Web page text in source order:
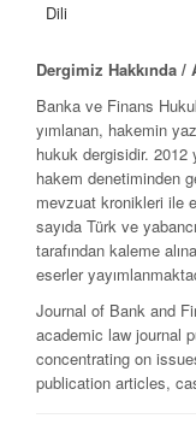
Dili
Dergimiz Hakkında /
Banka ve Finans
yımlanan, hakemin
hukuk dergisidir. 2012
hakem deneti­minden
mev­zuat kro­nikleri ile
sayıda Türk ve
tarafından kaleme
eserler
Journal of Bank and
academic law journal
concentrating on
publication articles,